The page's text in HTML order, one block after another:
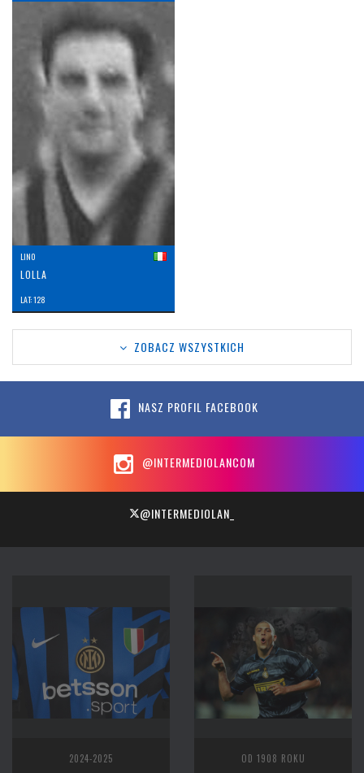
LINO
LOLLA
LAT: 128
ZOBACZ WSZYSTKICH
NASZ PROFIL FACEBOOK
@INTERMEDIOLANCOM
@INTERMEDIOLAN_
2024-2025 OD 1908 ROKU